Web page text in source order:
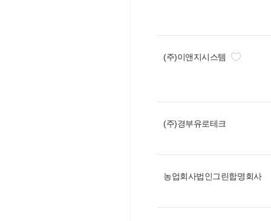
(주)이앤지시스템
(주)경부유로테크
농업회사법인그린합명회사